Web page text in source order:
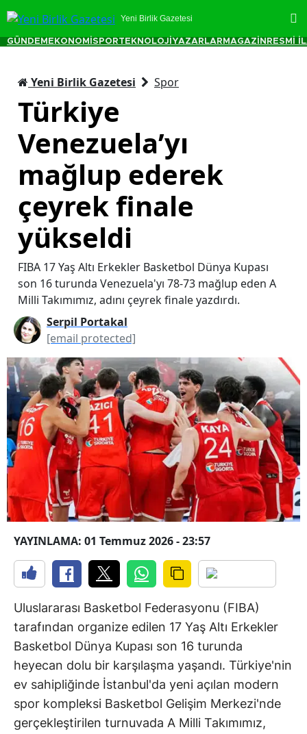
Yeni Birlik Gazetesi
GÜNDEM EKONOMİ SPORTEKNOLOJİ YAZARLAR MAGAZİN RESMİ
Yeni Birlik Gazetesi Spor
Türkiye
Venezuela’yı
mağlup ederek
çeyrek finale
yükseldi
FIBA 17 Yaş Altı Erkekler Basketbol Dünya Kupası
son 16 turunda Venezuela'yı 78-73 mağlup eden A
Milli Takımımız, adını çeyrek finale yazdırdı.
Serpil Portakal
[email protected]
YAYINLAMA: 01 Temmuz 2026 - 23:57
Uluslararası Basketbol Federasyonu (FIBA)
tarafından organize edilen 17 Yaş Altı Erkekler
Basketbol Dünya Kupası son 16 turunda
heyecan dolu bir karşılaşma yaşandı. Türkiye'nin
ev sahipliğinde İstanbul'da yeni açılan modern
spor kompleksi Basketbol Gelişim Merkezi'nde
gerçekleştirilen turnuvada A Milli Takımımız,